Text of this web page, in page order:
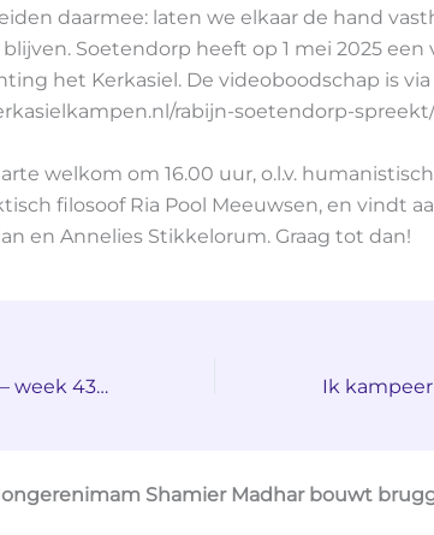
daarmee: laten we elkaar de hand
Soetendorp heeft op 1 mei 2025 een
het Kerkasiel. De videoboodschap is
rabijn-soetendorp-
welkom om 16.00 uur, o.l.v.
filosoof Ria Pool Meeuwsen, en vindt
en Annelies Stikkelorum. Graag tot dan!
Schuilen in Open Hof – week 43 (ds. Kasper Jager)
Shamier Madhar bouwt